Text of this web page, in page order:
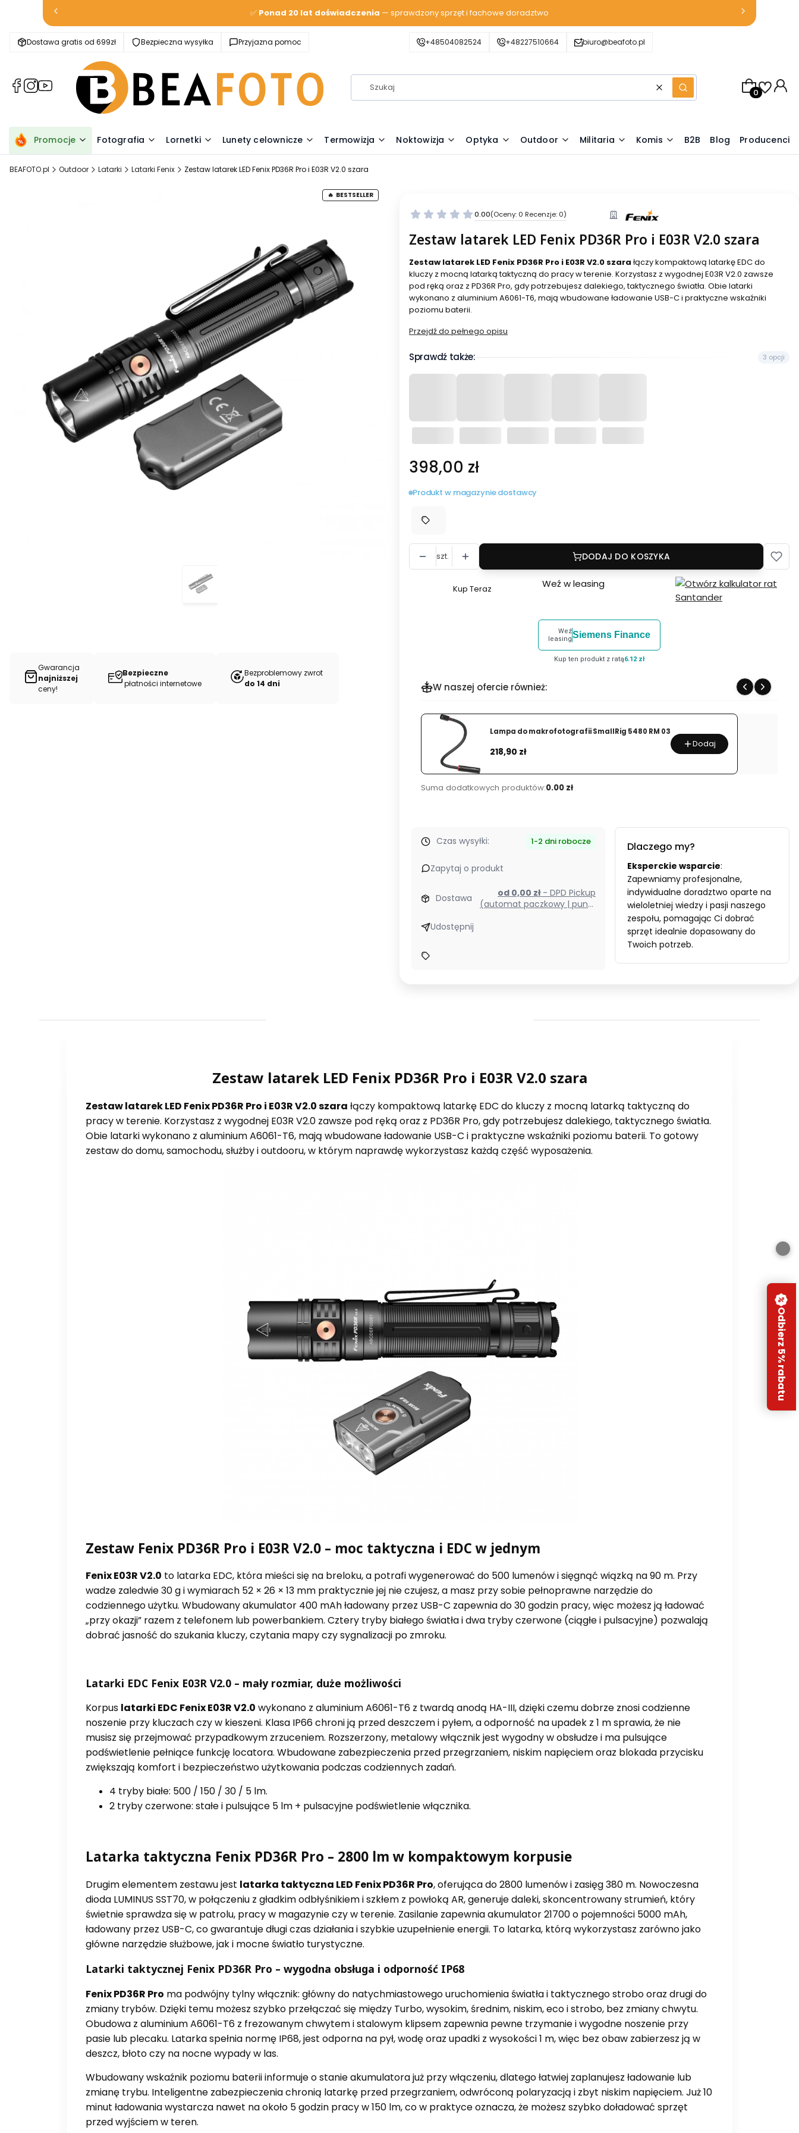
✅ Ponad 20 lat doświadczenia — sprawdzony sprzęt i fachowe doradztwo
Dostawa gratis od 699zł Bezpieczna wysyłka Przyjazna pomoc +48504082524 +48227510664 biuro@beafoto.pl
(Otwiera
karcie)
(Otwiera
karcie)
(Otwiera
karcie)
WyczyśćSzukaj
Produkty w
Promocje Fotografia Lornetki Lunety celownicze Termowizja Noktowizja Optyka Outdoor Militaria Komis B2B Blog Producenci
BEAFOTO.pl Outdoor Latarki Latarki Fenix Zestaw latarek LED Fenix PD36R Pro i E03R V2.0 szara
Gwarancja
najniższej
ceny!
Bezpieczne
płatności internetowe
Bezproblemowy zwrot
do 14 dni
BESTSELLER
0.00(Oceny: 0 Recenzje: 0)
Zestaw latarek LED Fenix PD36R Pro i E03R V2.0 szara
Zestaw latarek LED Fenix PD36R Pro i E03R V2.0 szara łączy kompaktową latarkę EDC do
kluczy z mocną latarką taktyczną do pracy w terenie. Korzystasz z wygodnej E03R V2.0 zawsze
pod ręką oraz z PD36R Pro, gdy potrzebujesz dalekiego, taktycznego światła. Obie latarki
wykonano z aluminium A6061-T6, mają wbudowane ładowanie USB-C i praktyczne wskaźniki
poziomu baterii.
Przejdź do pełnego opisu
Sprawdź także: 3 opcji
Cena
398,00 zł
Produkt w magazynie dostawcy
szt. DODAJ DO KOSZYKA
Szybki
LED
Fenix
Pro
i
V2.0
Kup Teraz Weź w leasing
Weź
leasingSiemens Finance
Kup ten produkt z ratą6.12 zł
W naszej ofercie również:
Lampa do makrofotografii SmallRig 5480 RM 03
Cena
218,90 zł
Dodaj
Suma dodatkowych produktów:0.00 zł
Czas wysyłki: 1-2 dni robocze
Zapytaj o produkt
Dostawa od 0,00 zł - DPD Pickup
(automat paczkowy | punkt
Udostępnij
Dlaczego my?
Eksperckie wsparcie:
Zapewniamy profesjonalne,
indywidualne doradztwo oparte na
wieloletniej wiedzy i pasji naszego
zespołu, pomagając Ci dobrać
sprzęt idealnie dopasowany do
Twoich potrzeb.
Zestaw latarek LED Fenix PD36R Pro i E03R V2.0 szara
Zestaw latarek LED Fenix PD36R Pro i E03R V2.0 szara łączy kompaktową latarkę EDC do kluczy z mocną latarką taktyczną do
pracy w terenie. Korzystasz z wygodnej E03R V2.0 zawsze pod ręką oraz z PD36R Pro, gdy potrzebujesz dalekiego, taktycznego światła.
Obie latarki wykonano z aluminium A6061-T6, mają wbudowane ładowanie USB-C i praktyczne wskaźniki poziomu baterii. To gotowy
zestaw do domu, samochodu, służby i outdooru, w którym naprawdę wykorzystasz każdą część wyposażenia.
Zestaw Fenix PD36R Pro i E03R V2.0 – moc taktyczna i EDC w jednym
Fenix E03R V2.0 to latarka EDC, która mieści się na breloku, a potrafi wygenerować do 500 lumenów i sięgnąć wiązką na 90 m. Przy
wadze zaledwie 30 g i wymiarach 52 × 26 × 13 mm praktycznie jej nie czujesz, a masz przy sobie pełnoprawne narzędzie do
codziennego użytku. Wbudowany akumulator 400 mAh ładowany przez USB-C zapewnia do 30 godzin pracy, więc możesz ją ładować
„przy okazji” razem z telefonem lub powerbankiem. Cztery tryby białego światła i dwa tryby czerwone (ciągłe i pulsacyjne) pozwalają
dobrać jasność do szukania kluczy, czytania mapy czy sygnalizacji po zmroku.
Latarki EDC Fenix E03R V2.0 – mały rozmiar, duże możliwości
Korpus latarki EDC Fenix E03R V2.0 wykonano z aluminium A6061-T6 z twardą anodą HA-III, dzięki czemu dobrze znosi codzienne
noszenie przy kluczach czy w kieszeni. Klasa IP66 chroni ją przed deszczem i pyłem, a odporność na upadek z 1 m sprawia, że nie
musisz się przejmować przypadkowym zrzuceniem. Rozszerzony, metalowy włącznik jest wygodny w obsłudze i ma pulsujące
podświetlenie pełniące funkcję locatora. Wbudowane zabezpieczenia przed przegrzaniem, niskim napięciem oraz blokada przycisku
zwiększają komfort i bezpieczeństwo użytkowania podczas codziennych zadań.
4 tryby białe: 500 / 150 / 30 / 5 lm.
2 tryby czerwone: stałe i pulsujące 5 lm + pulsacyjne podświetlenie włącznika.
Latarka taktyczna Fenix PD36R Pro – 2800 lm w kompaktowym korpusie
Drugim elementem zestawu jest latarka taktyczna LED Fenix PD36R Pro, oferująca do 2800 lumenów i zasięg 380 m. Nowoczesna
dioda LUMINUS SST70, w połączeniu z gładkim odbłyśnikiem i szkłem z powłoką AR, generuje daleki, skoncentrowany strumień, który
świetnie sprawdza się w patrolu, pracy w magazynie czy w terenie. Zasilanie zapewnia akumulator 21700 o pojemności 5000 mAh,
ładowany przez USB-C, co gwarantuje długi czas działania i szybkie uzupełnienie energii. To latarka, którą wykorzystasz zarówno jako
główne narzędzie służbowe, jak i mocne światło turystyczne.
Latarki taktycznej Fenix PD36R Pro – wygodna obsługa i odporność IP68
Fenix PD36R Pro ma podwójny tylny włącznik: główny do natychmiastowego uruchomienia światła i taktycznego strobo oraz drugi do
zmiany trybów. Dzięki temu możesz szybko przełączać się między Turbo, wysokim, średnim, niskim, eco i strobo, bez zmiany chwytu.
Obudowa z aluminium A6061-T6 z frezowanym chwytem i stalowym klipsem zapewnia pewne trzymanie i wygodne noszenie przy
pasie lub plecaku. Latarka spełnia normę IP68, jest odporna na pył, wodę oraz upadki z wysokości 1 m, więc bez obaw zabierzesz ją w
deszcz, błoto czy na nocne wypady w las.
Wbudowany wskaźnik poziomu baterii informuje o stanie akumulatora już przy włączeniu, dlatego łatwiej zaplanujesz ładowanie lub
zmianę trybu. Inteligentne zabezpieczenia chronią latarkę przed przegrzaniem, odwróconą polaryzacją i zbyt niskim napięciem. Już 10
minut ładowania wystarcza nawet na około 5 godzin pracy w 150 lm, co w praktyce oznacza, że możesz szybko doładować sprzęt
przed wyjściem w teren.
Odbierz 5% rabatu